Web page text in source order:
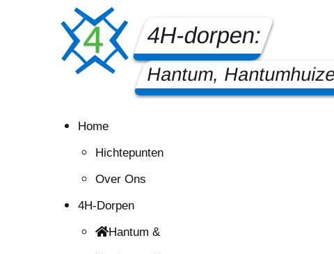
4H-dorpen:
Hantum,
Home
Hichtepunten
Over Ons
4H-Dorpen
Hantum &